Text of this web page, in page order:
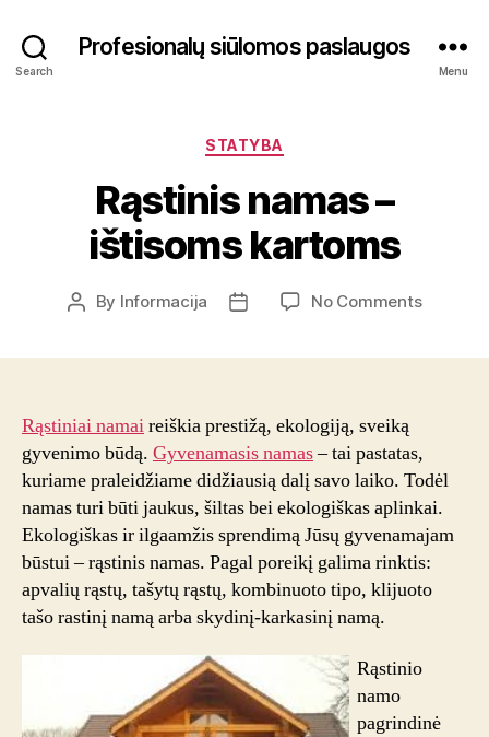
Search
Profesionalų siūlomos paslaugos
Menu
Categories
STATYBA
Rąstinis namas –
ištisoms kartoms
Post
By Informacija
Post
No Commentson
Rąstiniai namaireiškia prestižą, ekologiją, sveiką
gyvenimo būdą. Gyvenamasis namas– tai pastatas,
kuriame praleidžiame didžiausią dalį savo laiko. Todėl
namas turi būti jaukus, šiltas bei ekologiškas aplinkai.
Ekologiškas ir ilgaamžis sprendimą Jūsų gyvenamajam
būstui – rąstinis namas. Pagal poreikį galima rinktis:
apvalių rąstų, tašytų rąstų, kombinuoto tipo, klijuoto
tašo rastinį namą arba skydinį-karkasinį namą.
Rąstinio
namo
pagrindinė